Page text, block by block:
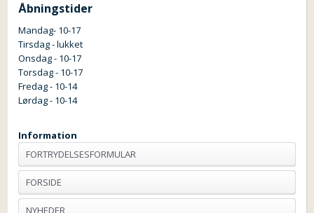
Åbningstider
Mandag- 10-17
Tirsdag - lukket
Onsdag - 10-17
Torsdag - 10-17
Fredag - 10-14
Lørdag - 10-14
Information
FORTRYDELSESFORMULAR
FORSIDE